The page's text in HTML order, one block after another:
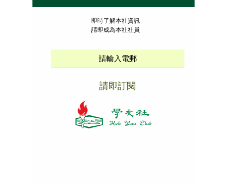
​即時了解本社資訊
請即成為本社社員
請即訂閱